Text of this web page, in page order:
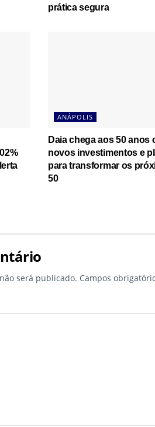
prática segura
ANÁPOLIS
Daia chega aos 50 anos
novos investimentos e
para transformar os
50
será publicado. Campos